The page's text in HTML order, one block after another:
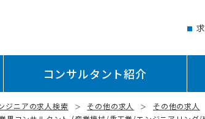
コンサルタント紹介
ジニアの求人検索 その他の求人
その他の求人